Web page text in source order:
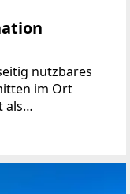
nutzbares
im Ort
als
befindet